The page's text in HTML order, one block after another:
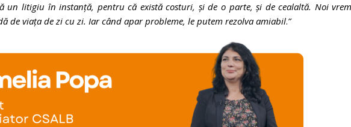
un litigiu în instanță, pentru că există costuri, și de o parte, și de cealaltă. Noi
de viața de zi cu zi. Iar când apar probleme, le putem rezolva amiabil.”